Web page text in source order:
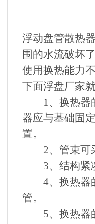
浮动盘管散热
围的水流破坏
使用换热能力
下面浮盘厂家
1、换热器的
器应与基础固
置。
2、管束可采
3、结构紧凑
4、换热器的
管。
5、换热器的